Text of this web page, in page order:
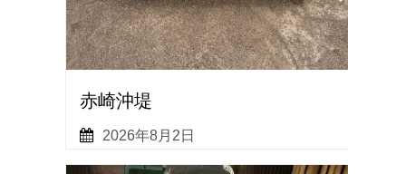
赤崎沖堤
2026年8月2日